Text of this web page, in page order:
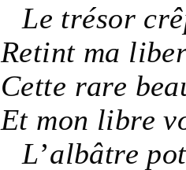
Le trésor
Retint ma
Cette rare
Et mon libre
L’albâtre